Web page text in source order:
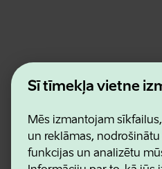
Šī tīmekļa vietne
Mēs izmantojam
un reklāmas,
funkcijas un analizētu
Estonian Business and
Kontakti
Lietošanas noteikumi
Sīkdatņu un